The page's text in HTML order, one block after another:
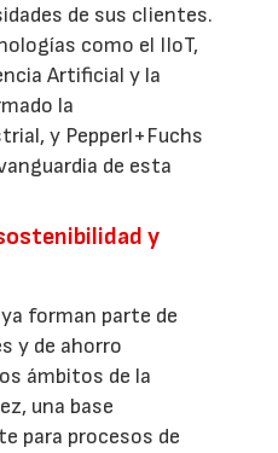
de sus clientes.
como el IIoT,
Artificial y la
la
y Pepperl+Fuchs
de esta
y
forman parte de
y de ahorro
ámbitos de la
una base
para procesos de